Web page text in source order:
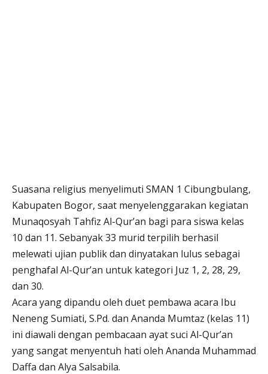
Suasana religius menyelimuti SMAN 1 Cibungbulang,
Kabupaten Bogor, saat menyelenggarakan kegiatan
Munaqosyah Tahfiz Al-Qur’an bagi para siswa kelas
10 dan 11. Sebanyak 33 murid terpilih berhasil
melewati ujian publik dan dinyatakan lulus sebagai
penghafal Al-Qur’an untuk kategori Juz 1, 2, 28, 29,
dan 30.
Acara yang dipandu oleh duet pembawa acara Ibu
Neneng Sumiati, S.Pd. dan Ananda Mumtaz (kelas 11)
ini diawali dengan pembacaan ayat suci Al-Qur’an
yang sangat menyentuh hati oleh Ananda Muhammad
Daffa dan Alya Salsabila.